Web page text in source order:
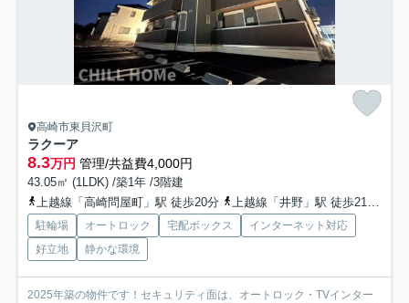
高崎市東貝沢町
ラクーア
8.3万円 管理/共益費4,000円
43.05㎡ (1LDK) /築1年 /3階建
上越線「高崎問屋町」駅 徒歩20分
上越線「井野」駅 徒歩21分
駐輪場 オートロック 宅配ボックス
インターネット対応
好立地
静かな環境
2025年築の物件です！セキュリティ面は、オートロック・TVインター